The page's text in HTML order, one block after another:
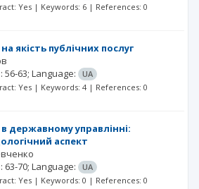
Yes | Keywords: 6 | References: 0
якість публічних послуг
: 56-63; Language:
UA
Yes | Keywords: 4 | References: 0
державному управлінні:
аспект
: 63-70; Language:
UA
Yes | Keywords: 0 | References: 0